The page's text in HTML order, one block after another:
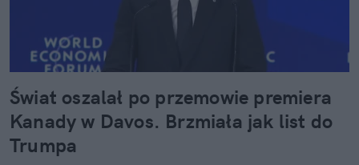
Świat oszalał po przemowie premiera
Kanady w Davos. Brzmiała jak list do
Trumpa